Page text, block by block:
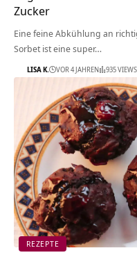
Zucker
Eine feine Abkühlung an
Sorbet ist eine super…
LISA K. VOR 4 JAHREN 935 VIEWS
REZEPTE